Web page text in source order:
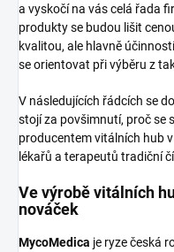
a vyskočí na vás celá řada
produkty se budou lišit
kvalitou, ale hlavně
se orientovat při výběru z
V následujících řádcích se
stojí za povšimnutí, proč se
producentem vitálních hub
lékařů a terapeutů tradiční
Ve výrobě vitálních
nováček
MycoMedica je ryze česká